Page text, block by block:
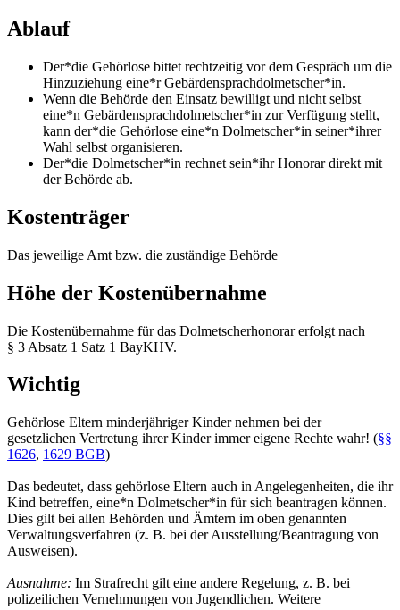
Ablauf
Der*die Gehörlose bittet rechtzeitig vor dem Gespräch um die
Hinzuziehung eine*r Gebärdensprachdolmetscher*in.
Wenn die Behörde den Einsatz bewilligt und nicht selbst
eine*n Gebärdensprachdolmetscher*in zur Verfügung stellt,
kann der*die Gehörlose eine*n Dolmetscher*in seiner*ihrer
Wahl selbst organisieren.
Der*die Dolmetscher*in rechnet sein*ihr Honorar direkt mit
der Behörde ab.
Kostenträger
Das jeweilige Amt bzw. die zuständige Behörde
Höhe der Kostenübernahme
Die Kostenübernahme für das Dolmetscherhonorar erfolgt nach
§ 3 Absatz 1 Satz 1 BayKHV.
Wichtig
Gehörlose Eltern minderjähriger Kinder nehmen bei der
gesetzlichen Vertretung ihrer Kinder immer eigene Rechte wahr! (§§
1626, 1629 BGB)
Das bedeutet, dass gehörlose Eltern auch in Angelegenheiten, die ihr
Kind betreffen, eine*n Dolmetscher*in für sich beantragen können.
Dies gilt bei allen Behörden und Ämtern im oben genannten
Verwaltungsverfahren (z. B. bei der Ausstellung/Beantragung von
Ausweisen).
Ausnahme: Im Strafrecht gilt eine andere Regelung, z. B. bei
polizeilichen Vernehmungen von Jugendlichen. Weitere